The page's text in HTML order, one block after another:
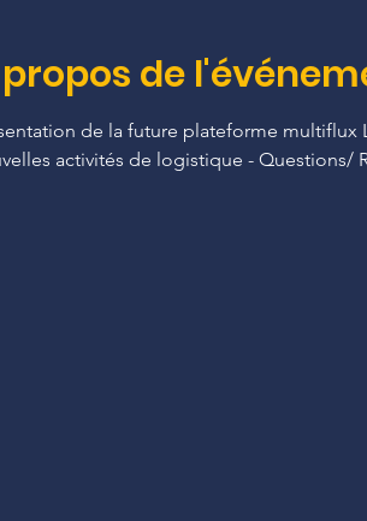
de
de la future plateforme multiflux
activités de logistique - Questions/